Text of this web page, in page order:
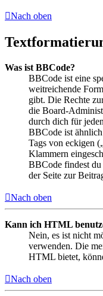
Nach oben
Was ist BBCode?
BBCode ist eine
weitreichende
gibt. Die Rechte
die Board-
durch dich für
BBCode ist
Tags von eckigen
Klammern
BBCode findest
der Seite zur
Nach oben
Kann ich HTML
Nein, es ist nicht
verwenden. Die
HTML bietet,
Nach oben